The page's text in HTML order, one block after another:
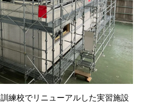
練校でリニューアルした実習施設